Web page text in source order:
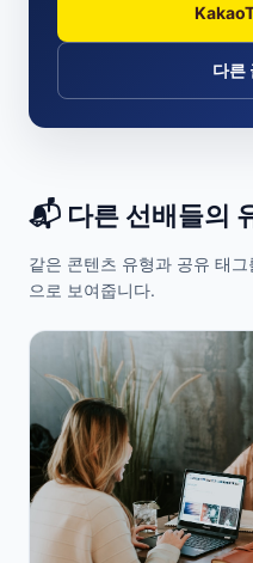
다른
📬 다른 선배들의
같은 콘텐츠 유형과 공유 태
으로 보여줍니다.